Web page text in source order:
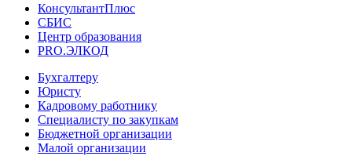
КонсультантПлюс
СБИС
Центр образования
PRO.ЭЛКОД
Бухгалтеру
Юристу
Кадровому работнику
Специалисту по закупкам
Бюджетной организации
Малой организации